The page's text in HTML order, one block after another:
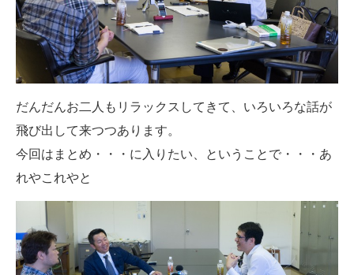
だんだんお二人もリラックスしてきて、いろいろな話が
飛び出して来つつあります。
今回はまとめ・・・に入りたい、ということで・・・あ
れやこれやと